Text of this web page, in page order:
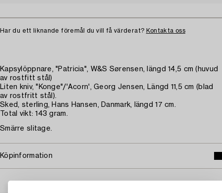
Har du ett liknande föremål du vill få värderat? Kontakta oss
Kapsylöppnare, "Patricia", W&S Sørensen, längd 14,5 cm (huvud
av rostfitt stål)
Liten kniv, "Konge"/'Acorn', Georg Jensen, Längd 11,5 cm (blad
av rostfritt stål).
Sked, sterling, Hans Hansen, Danmark, längd 17 cm.
Total vikt: 143 gram.
Smärre slitage.
Köpinformation